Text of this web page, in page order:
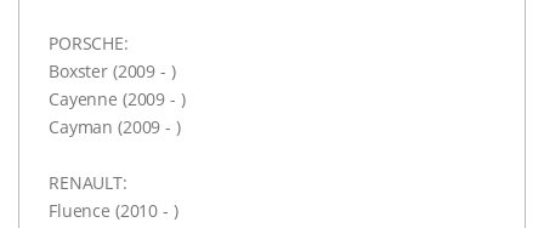
PORSCHE:
Boxster (2009 - )
Cayenne (2009 - )
Cayman (2009 - )
RENAULT:
Fluence (2010 - )